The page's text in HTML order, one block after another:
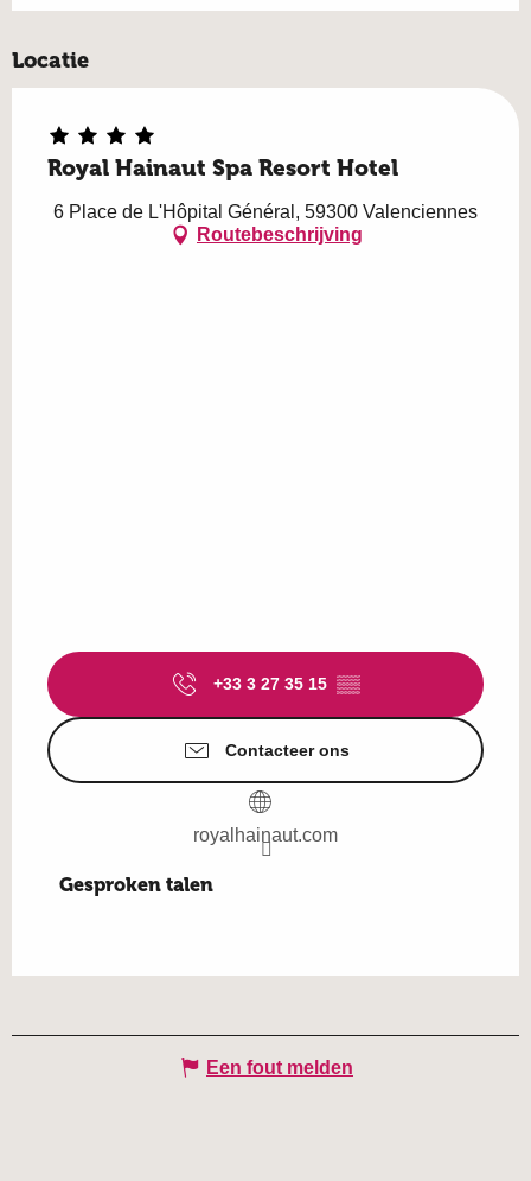
Locatie
Royal Hainaut Spa Resort Hotel
6 Place de L'Hôpital Général, 59300 Valenciennes
Routebeschrijving
+33 3 27 35 15 ▒▒
Contacteer ons
royalhainaut.com
Gesproken talen
Gesproken talen
Een fout melden